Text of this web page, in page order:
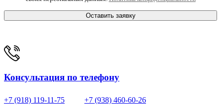
Оставить заявку
Консультация по телефону
+7 (918) 119-11-75
+7 (938) 460-60-26